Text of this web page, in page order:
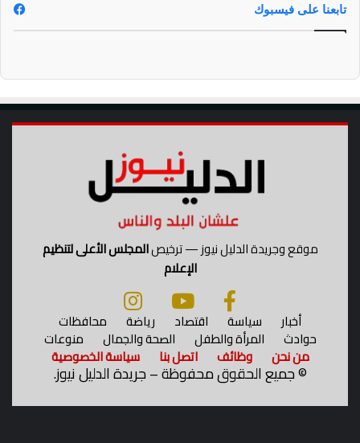
م
ر
ص
ط
تابعنا على فيسبوك
موقع وجريدة الدليل نيوز — ترخيصالمجلس الأعلى لتنظيم
الإعلام
أخبار سياسة اقتصاد رياضة محافظات
حوادث المرأة والطفل الصحة والجمال منوعات
من نحن وظائف اتصل بنا سياسة الخصوصية
©جميع الحقوق محفوظة – جريدة الدليل نيوز.